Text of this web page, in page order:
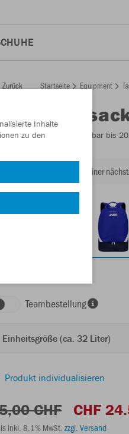
Zurück Startseite Equipment
- Lieferbar bis
Lust auf 30% Rabatt bei Deiner
Teambestellung
Einheitsgröße (ca. 32 Liter)
Produkt individualisieren
CHF CHF
inkl. 8.1% MwSt.zzgl. Versand
Inhalte
zu den